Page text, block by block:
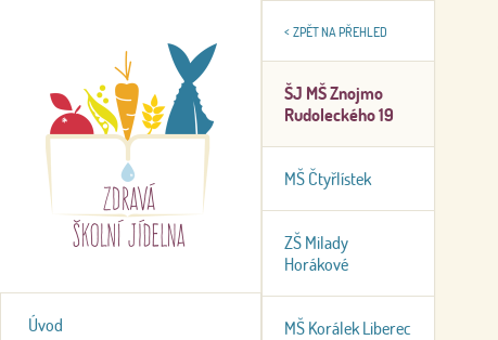
Úvod
< ZPĚT NA PŘEHLED
ŠJ MŠ Znojmo
Rudoleckého 19
MŠ Čtyřlístek
ZŠ Milady
Horákové
MŠ Korálek Liberec